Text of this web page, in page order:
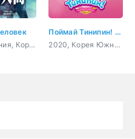
2026, Япония, Корея Южная, детектив, триллер, фантастика
Поймай Тинипин! Королевство эмоций
2020, Корея Южная, мультфильм, фэнтези, комедия, детский